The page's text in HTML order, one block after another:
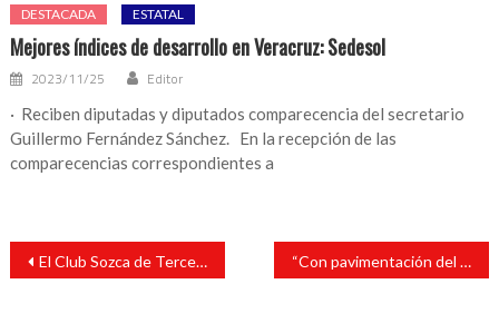
DESTACADA ESTATAL
Mejores índices de desarrollo en Veracruz: Sedesol
2023/11/25 Editor
· Reciben diputadas y diputados comparecencia del secretario
Guillermo Fernández Sánchez. En la recepción de las
comparecencias correspondientes a
Navegación
entradas
El Club Sozca de Tercera División prepara su debut “Con pavimentación del camino La Ceiba-Ohiulapan, unimos la zona rural con un gran circuito”: Tavo Pérez